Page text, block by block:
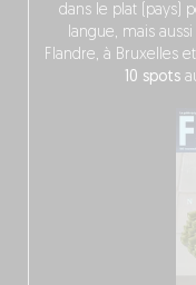
dans le plat (pays)
langue, mais aussi
Flandre, à Bruxelles
10 spots